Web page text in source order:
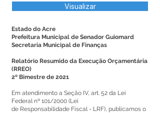
Visualizar
Estado do Acre
Prefeitura Municipal de Senador Guiomard
Secretaria Municipal de Finanças
Relatório Resumido da Execução Orçamentária
(RREO)
2º Bimestre de 2021
Em atendimento a Seção IV, art. 52 da Lei
Federal nº 101/2000 (Lei
de Responsabilidade Fiscal - LRF), publicamos o